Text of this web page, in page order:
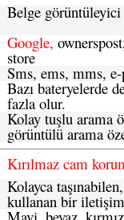
Belge
Google,
store
Sms, ems, mms,
Bazı bateryelerde
fazla olur.
Kolay tuşlu arama
görüntülü arama
Kırılmaz cam
Kolayca
kullanan bir iletişim